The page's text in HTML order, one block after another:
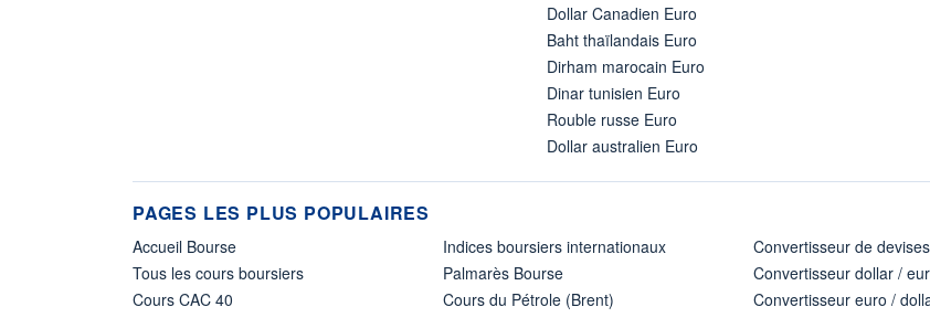
Dollar Canadien Euro
Baht thaïlandais Euro
Dirham marocain Euro
Dinar tunisien Euro
Rouble russe Euro
Dollar australien Euro
PAGES LES PLUS POPULAIRES
Accueil Bourse
Tous les cours boursiers
Cours CAC 40
Indices boursiers internationaux
Palmarès Bourse
Cours du Pétrole (Brent)
Convertisseur de devises
Convertisseur dollar /
Convertisseur euro /